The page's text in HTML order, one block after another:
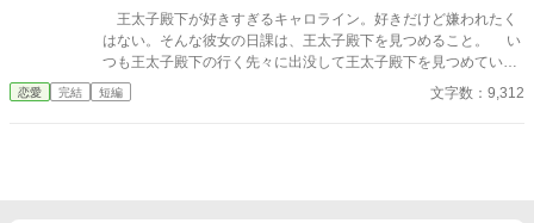
王太子殿下が好きすぎるキャロライン。好きだけど嫌われたく
はない。そんな彼女の日課は、王太子殿下を見つめること。 い
つも王太子殿下の行く先々に出没して王太子殿下を見つめていた
が、ついにそんな生活が終わるときが来る。 聖女が現れたの
だ。そして、さらにショックなことに、自分が乙女ゲームの世界
恋愛 完結 短編 文字数：9,312